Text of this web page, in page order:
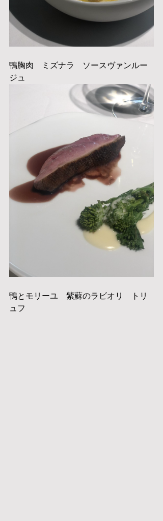
鴨胸肉　ミズナラ　ソースヴァンルー
ジュ
鴨とモリーユ　紫蘇のラビオリ　トリ
ュフ